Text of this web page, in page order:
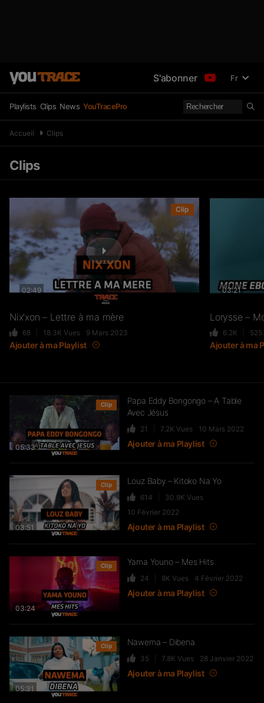
S'abonner Fr
Playlists Clips News YouTracePro
Accueil Clips
Clips
02:49
Clip
Nix’xon – Lettre à ma mère
68 18.3K Vues 9 Mars 2023
Ajouter à ma Playlist
03:21
Lorysse –
6.2K
Ajouter à ma
05:33
Clip
Papa Eddy Bongongo – A Table
Avec Jésus
21 7.2K Vues 10 Mars 2022
Ajouter à ma Playlist
03:51
Clip Louz Baby – Kitoko Na Yo
614 30.9K Vues
10 Février 2022
Ajouter à ma Playlist
03:24
Clip Yama Youno – Mes Hits
24 8K Vues 4 Février 2022
Ajouter à ma Playlist
05:31
Clip Nawema – Dibena
35 7.8K Vues 28 Janvier 2022
Ajouter à ma Playlist